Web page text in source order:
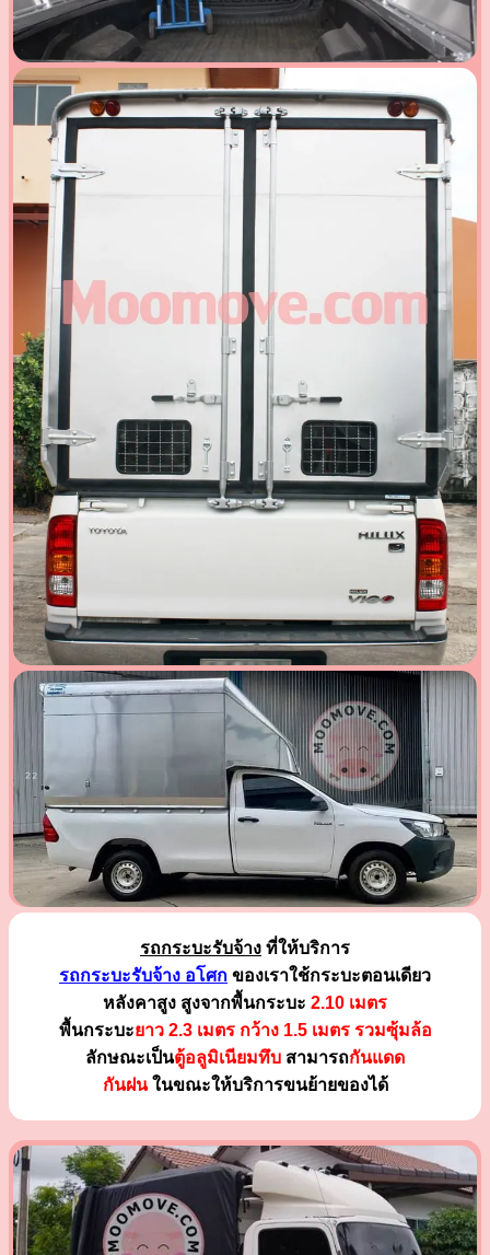
รถกระบะรับจ้าง ที่ให้บริการ
รถกระบะรับจ้าง อโศก ของเราใช้กระบะตอนเดียว
หลังคาสูง สูงจากพื้นกระบะ 2.10 เมตร
พื้นกระบะยาว 2.3 เมตร กว้าง 1.5 เมตร รวมซุ้มล้อ
ลักษณะเป็นตู้อลูมิเนียมทึบ สามารถกันแดด
กันฝนในขณะให้บริการขนย้ายของได้